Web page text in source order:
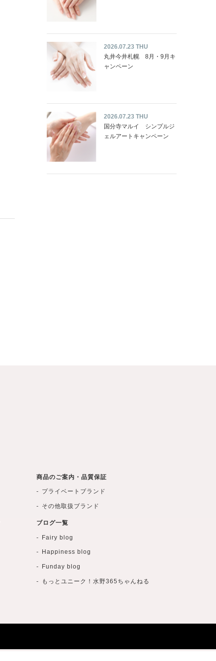
2026.07.23 THU
丸井今井札幌 8月・9月キ
ャンペーン
2026.07.23 THU
国分寺マルイ シンプルジ
ェルアートキャンペーン
商品のご案内・品質保証
プライベートブランド
その他取扱ブランド
ブログ一覧
Fairy blog
Happiness blog
Funday blog
もっとユニーク！水野365ちゃんねる